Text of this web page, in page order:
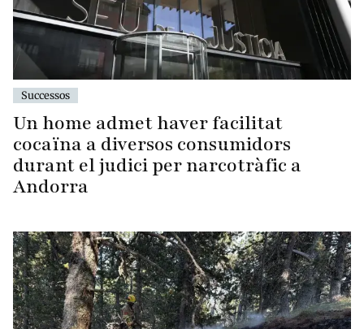
Successos
Un home admet haver facilitat
cocaïna a diversos consumidors
durant el judici per narcotràfic a
Andorra